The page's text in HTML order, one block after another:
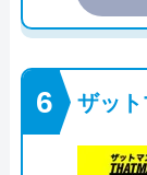
ザット